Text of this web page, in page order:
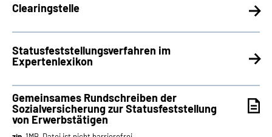
Clearingstelle
Statusfeststellungsverfahren im
Expertenlexikon
Gemeinsames Rundschreiben der
Sozialversicherung zur Statusfeststellung
von Erwerbstätigen